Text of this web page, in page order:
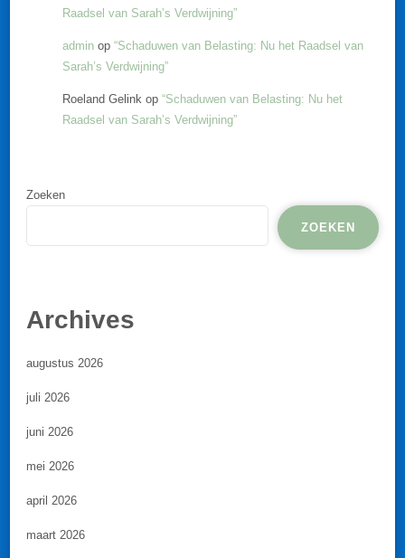
Raadsel van Sarah’s Verdwijning”
admin op “Schaduwen van Belasting: Nu het Raadsel van
Sarah’s Verdwijning”
Roeland Gelink op “Schaduwen van Belasting: Nu het
Raadsel van Sarah’s Verdwijning”
Zoeken
ZOEKEN
Archives
augustus 2026
juli 2026
juni 2026
mei 2026
april 2026
maart 2026